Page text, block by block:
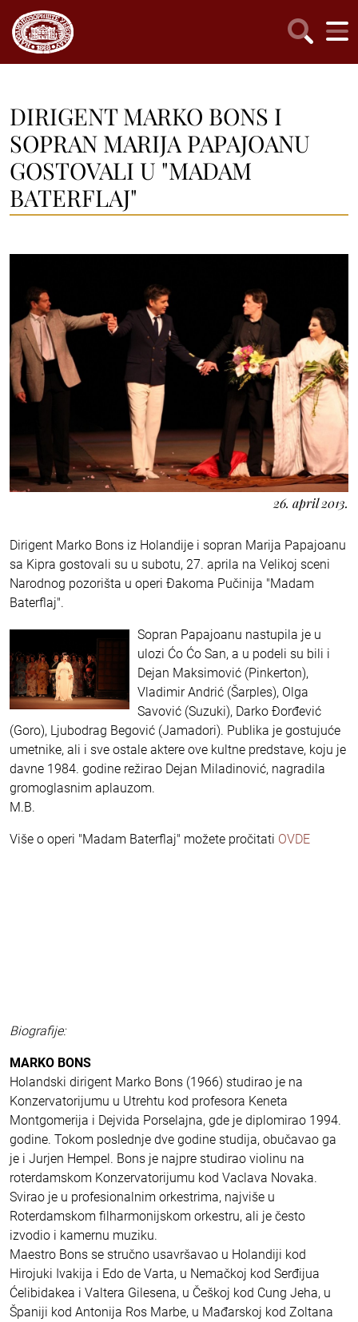
DIRIGENT MARKO BONS I
SOPRAN MARIJA PAPAJOANU
GOSTOVALI U "MADAM
BATERFLAJ"
26. april 2013.
Dirigent Marko Bons iz Holandije i sopran Marija Papajoanu
sa Kipra gostovali su u subotu, 27. aprila na Velikoj sceni
Narodnog pozorišta u operi Đakoma Pučinija "Madam
Baterflaj".
Sopran Papajoanu nastupila je u
ulozi Ćo Ćo San, a u podeli su bili i
Dejan Maksimović (Pinkerton),
Vladimir Andrić (Šarples), Olga
Savović (Suzuki), Darko Đorđević
(Goro), Ljubodrag Begović (Jamadori). Publika je gostujuće
umetnike, ali i sve ostale aktere ove kultne predstave, koju je
davne 1984. godine režirao Dejan Miladinović, nagradila
gromoglasnim aplauzom.
M.B.
Više o operi "Madam Baterflaj" možete pročitati OVDE
Biografije:
MARKO BONS
Holandski dirigent Marko Bons (1966) studirao je na
Konzervatorijumu u Utrehtu kod profesora Keneta
Montgomerija i Dejvida Porselajna, gde je diplomirao 1994.
godine. Tokom poslednje dve godine studija, obučavao ga
je i Jurjen Hempel. Bons je najpre studirao violinu na
roterdamskom Konzervatorijumu kod Vaclava Novaka.
Svirao je u profesionalnim orkestrima, najviše u
Roterdamskom filharmonijskom orkestru, ali je često
izvodio i kamernu muziku.
Maestro Bons se stručno usavršavao u Holandiji kod
Hirojuki Ivakija i Edo de Varta, u Nemačkoj kod Serđijua
Ćelibidakea i Valtera Gilesena, u Češkoj kod Cung Jeha, u
Španiji kod Antonija Ros Marbe, u Mađarskoj kod Zoltana